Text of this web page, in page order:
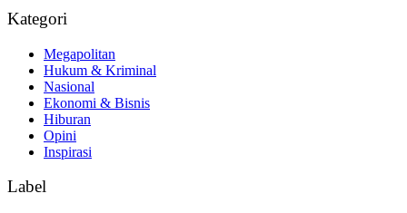
Kategori
Megapolitan
Hukum & Kriminal
Nasional
Ekonomi & Bisnis
Hiburan
Opini
Inspirasi
Label